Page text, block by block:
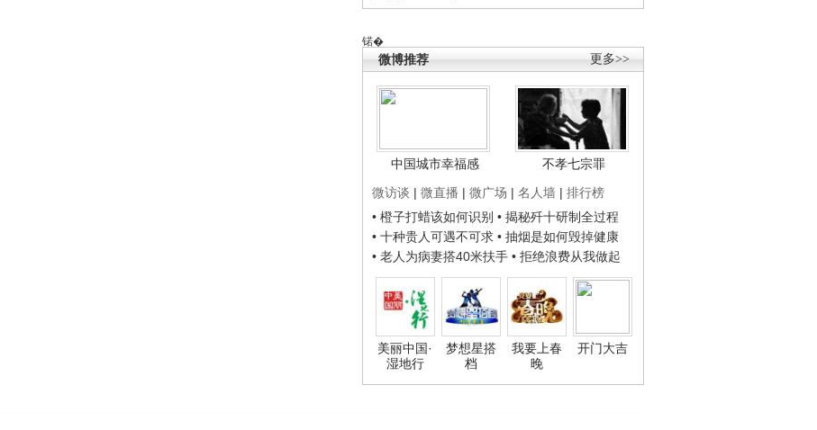
锘�
更多>>
微博推荐
中国城市幸福感
不孝七宗罪
微访谈 | 微直播 | 微广场 | 名人墙 | 排行榜
• 橙子打蜡该如何识别 • 揭秘歼十研制全过程
• 十种贵人可遇不可求 • 抽烟是如何毁掉健康
• 老人为病妻搭40米扶手 • 拒绝浪费从我做起
美丽中国·
湿地行
梦想星搭
档
我要上春
晚
开门大吉